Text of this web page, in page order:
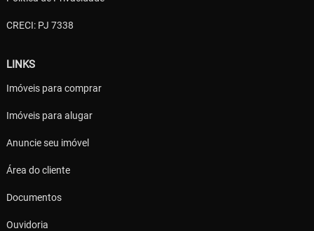
CRECI: PJ 7338
LINKS
Imóveis para comprar
Imóveis para alugar
Anuncie seu imóvel
Área do cliente
Documentos
Ouvidoria